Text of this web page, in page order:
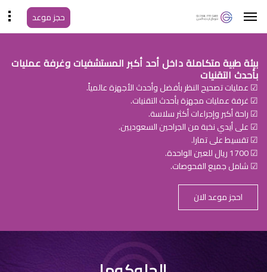
حجز موعد
بيئة طبية متكاملة داخل أحد أكبر المستشفيات وغرفة عمليات
بأحدث التقنيات
☑ عمليات تصحيح النظر بأفضل وأحدث الأجهزة عالمياً.
☑ غرفة عمليات مجهزة بأحدث التقنيات.
☑ راحة أكبر وإجراءات أكثر سلاسة.
☑ على أيدي نخبة من الجراحين السعوديين.
☑ تقسيط على تمارا.
☑ 1700 ريال للعين الواحدة.
☑ شامل جميع الفحوصات.
احجز موعد الان